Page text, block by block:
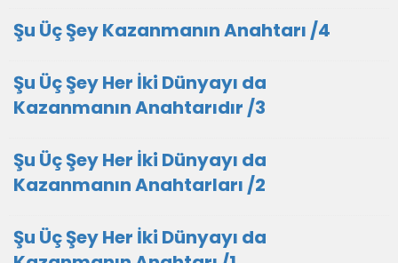
Şu Üç Şey Kazanmanın Anahtarı /4
Şu Üç Şey Her İki Dünyayı da
Kazanmanın Anahtarıdır /3
Şu Üç Şey Her İki Dünyayı da
Kazanmanın Anahtarları /2
Şu Üç Şey Her İki Dünyayı da